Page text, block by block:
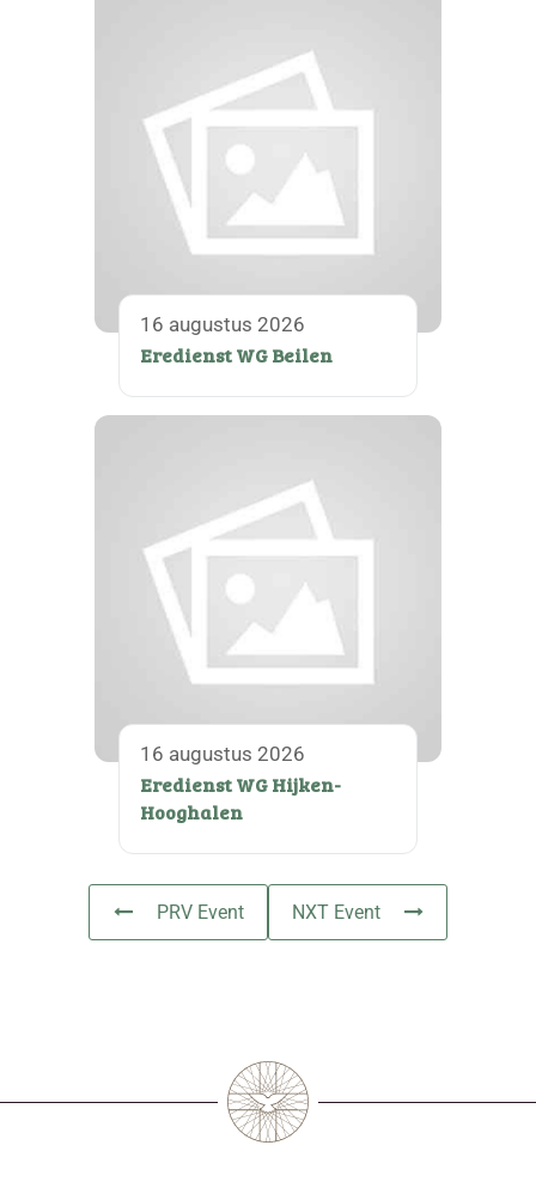
16 augustus 2026
Eredienst WG Beilen
16 augustus 2026
Eredienst WG Hijken-
Hooghalen
PRV Event NXT Event